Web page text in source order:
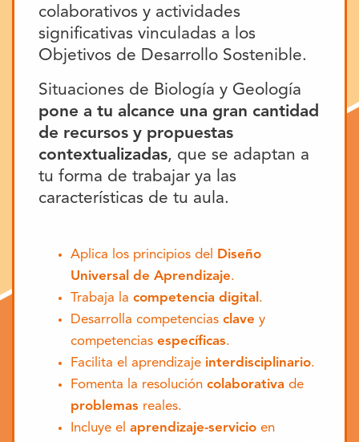
colaborativos y actividades
significativas vinculadas a los
Objetivos de Desarrollo Sostenible.
Situaciones de Biología y Geología
pone a tu alcance una gran cantidad
de recursos y propuestas
contextualizadas, que se adaptan a
tu forma de trabajar ya las
características de tu aula.
Aplica los principios del
Diseño
Universal de Aprendizaje.
Trabaja la competencia digital .
Desarrolla competencias clave y
competencias específicas.
Facilita el aprendizaje interdisciplinario.
Fomenta la resolución colaborativa de
problemas reales.
Incluye el aprendizaje-servicio en